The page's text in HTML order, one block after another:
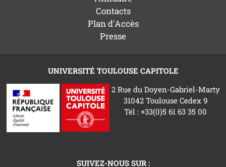
Contacts
Plan d'Accès
Presse
UNIVERSITÉ TOULOUSE CAPITOLE
2 Rue du Doyen-Gabriel-Marty
31042 Toulouse Cedex 9
Tél : +33(0)5 61 63 35 00
SUIVEZ-NOUS SUR :